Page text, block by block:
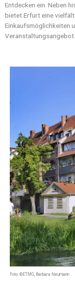
Entdecken ein. Neben
bietet Erfurt eine
Einkaufsmöglichkeiten
Veranstaltungsangebot.
Foto: ©ETMG, Barbara Neumann